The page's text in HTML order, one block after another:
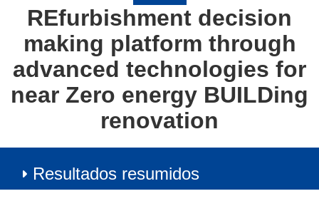
REfurbishment decision
making platform through
advanced technologies for
near Zero energy BUILDing
renovation
Resultados resumidos